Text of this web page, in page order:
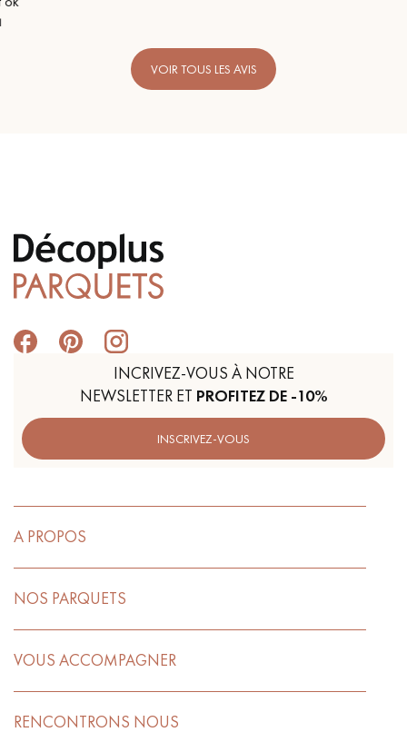
VOIR TOUS LES AVIS
INCRIVEZ-VOUS À NOTRE
NEWSLETTER ET PROFITEZ DE -10%
INSCRIVEZ-VOUS
A PROPOS
NOS PARQUETS
VOUS ACCOMPAGNER
RENCONTRONS NOUS